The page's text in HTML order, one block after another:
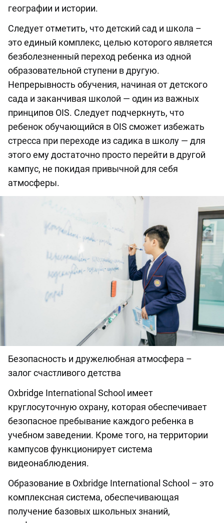
географии и истории.
Следует отметить, что детский сад и школа –
это единый комплекс, целью которого является
безболезненный переход ребенка из одной
образовательной ступени в другую.
Непрерывность обучения, начиная от детского
сада и заканчивая школой — один из важных
принципов OIS. Следует подчеркнуть, что
ребенок обучающийся в OIS сможет избежать
стресса при переходе из садика в школу — для
этого ему достаточно просто перейти в другой
кампус, не покидая привычной для себя
атмосферы.
Безопасность и дружелюбная атмосфера –
залог счастливого детства
Oxbridge International School имеет
круглосуточную охрану, которая обеспечивает
безопасное пребывание каждого ребенка в
учебном заведении. Кроме того, на территории
кампусов функционирует система
видеонаблюдения.
Образование в Oxbridge International School – это
комплексная система, обеспечивающая
получение базовых школьных знаний,